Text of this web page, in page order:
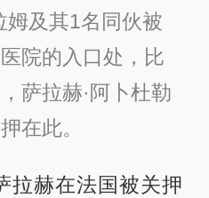
姆及其1名同伙被
院的入口处，比
萨拉赫·阿卜杜勒
在此。
拉赫在法国被关押